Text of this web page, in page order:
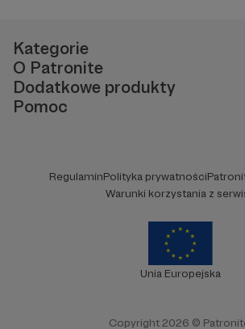
Kategorie
O Patronite
Dodatkowe produkty
Pomoc
RegulaminPolityka prywatności
Warunki korzystania z
Unia Europejska
Copyright 2026 ©